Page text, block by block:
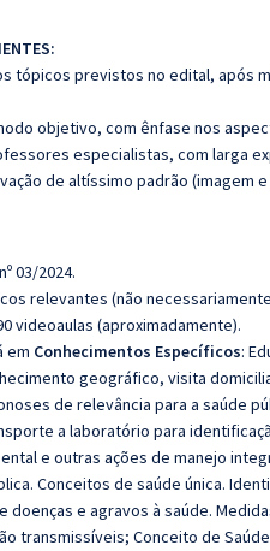
tópicos previstos no edital, após
objetivo, com ênfase nos
especialistas, com larga
de altíssimo padrão (imagem e
03/2024.
relevantes (não
videoaulas (aproximadamente).
em Conhecimentos Específicos:
geográfico, visita
de relevância para a saúde
a laboratório para
e outras ações de manejo
Conceitos de saúde única.
e agravos à saúde.
transmissíveis; Conceito de